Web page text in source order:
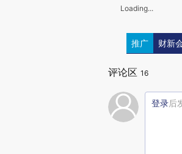
Loading...
推广 财新
评论区 16
登录后